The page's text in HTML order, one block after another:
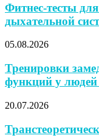
Фитнес-тесты
дыхательной
05.08.2026
Тренировки
функций у людей
20.07.2026